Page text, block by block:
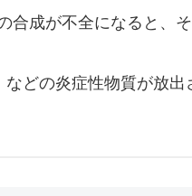
合成が不全になると、
どの炎症性物質が放出